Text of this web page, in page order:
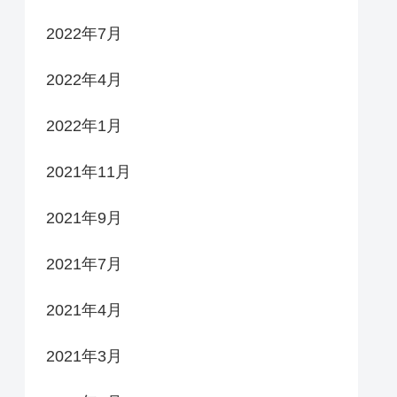
2022年7月
2022年4月
2022年1月
2021年11月
2021年9月
2021年7月
2021年4月
2021年3月